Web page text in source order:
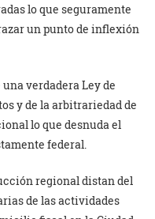
lo que seguramente
un punto de inflexión
verdadera Ley de
y de la arbitrariedad de
lo que desnuda el
federal.
regional distan del
de las actividades